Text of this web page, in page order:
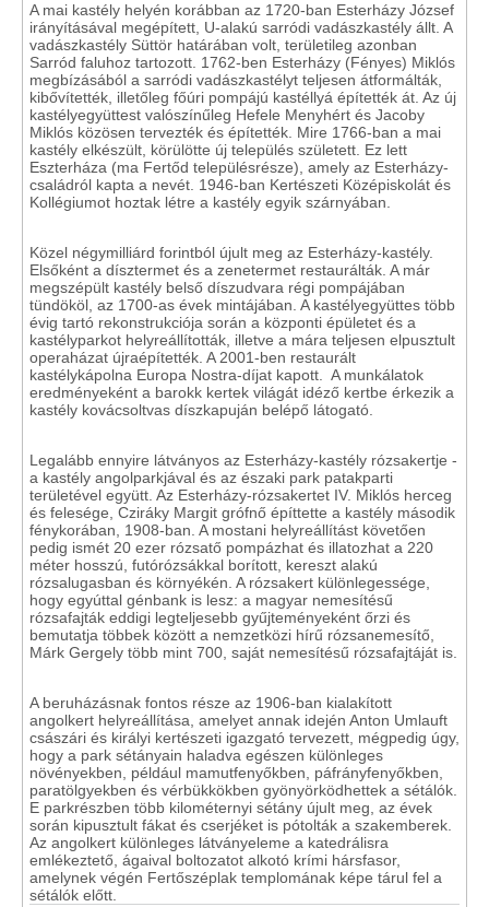
A mai kastély helyén korábban az 1720-ban Esterházy József
irányításával megépített, U-alakú sarródi vadászkastély állt. A
vadászkastély Süttör határában volt, területileg azonban
Sarród faluhoz tartozott. 1762-ben Esterházy (Fényes) Miklós
megbízásából a sarródi vadászkastélyt teljesen átformálták,
kibővítették, illetőleg főúri pompájú kastéllyá építették át. Az új
kastélyegyüttest valószínűleg Hefele Menyhért és Jacoby
Miklós közösen tervezték és építették. Mire 1766-ban a mai
kastély elkészült, körülötte új település született. Ez lett
Eszterháza (ma Fertőd településrésze), amely az Esterházy-
családról kapta a nevét. 1946-ban Kertészeti Középiskolát és
Kollégiumot hoztak létre a kastély egyik szárnyában.
Közel négymilliárd forintból újult meg az Esterházy-kastély.
Elsőként a dísztermet és a zenetermet restaurálták. A már
megszépült kastély belső díszudvara régi pompájában
tündököl, az 1700-as évek mintájában. A kastélyegyüttes több
évig tartó rekonstrukciója során a központi épületet és a
kastélyparkot helyreállították, illetve a mára teljesen elpusztult
operaházat újraépítették. A 2001-ben restaurált
kastélykápolna Europa Nostra-díjat kapott. A munkálatok
eredményeként a barokk kertek világát idéző kertbe érkezik a
kastély kovácsoltvas díszkapuján belépő látogató.
Legalább ennyire látványos az Esterházy-kastély rózsakertje -
a kastély angolparkjával és az északi park patakparti
területével együtt. Az Esterházy-rózsakertet IV. Miklós herceg
és felesége, Cziráky Margit grófnő építtette a kastély második
fénykorában, 1908-ban. A mostani helyreállítást követően
pedig ismét 20 ezer rózsatő pompázhat és illatozhat a 220
méter hosszú, futórózsákkal borított, kereszt alakú
rózsalugasban és környékén. A rózsakert különlegessége,
hogy egyúttal génbank is lesz: a magyar nemesítésű
rózsafajták eddigi legteljesebb gyűjteményeként őrzi és
bemutatja többek között a nemzetközi hírű rózsanemesítő,
Márk Gergely több mint 700, saját nemesítésű rózsafajtáját is.
A beruházásnak fontos része az 1906-ban kialakított
angolkert helyreállítása, amelyet annak idején Anton Umlauft
császári és királyi kertészeti igazgató tervezett, mégpedig úgy,
hogy a park sétányain haladva egészen különleges
növényekben, például mamutfenyőkben, páfrányfenyőkben,
paratölgyekben és vérbükkökben gyönyörködhettek a sétálók.
E parkrészben több kilométernyi sétány újult meg, az évek
során kipusztult fákat és cserjéket is pótolták a szakemberek.
Az angolkert különleges látványeleme a katedrálisra
emlékeztető, ágaival boltozatot alkotó krími hársfasor,
amelynek végén Fertőszéplak templomának képe tárul fel a
sétálók előtt.